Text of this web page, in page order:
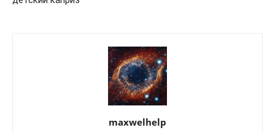
maxwelhelp